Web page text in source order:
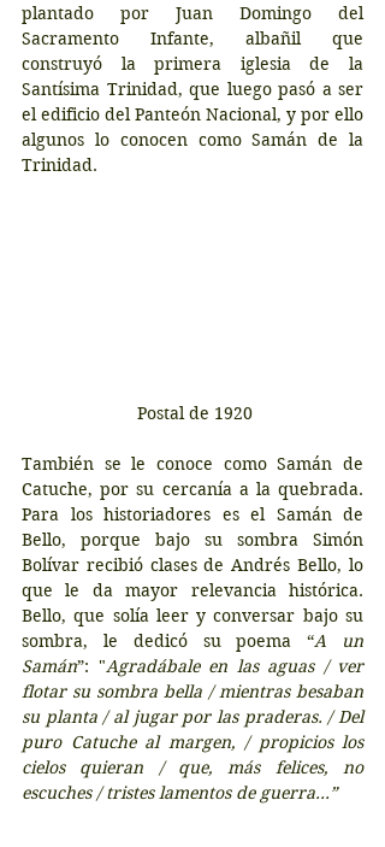
plantado por Juan Domingo del
Sacramento Infante, albañil que
construyó la primera iglesia de la
Santísima Trinidad, que luego pasó a ser
el edificio del Panteón Nacional, y por ello
algunos lo conocen como Samán de la
Trinidad.
Postal de 1920
También se le conoce como Samán de
Catuche, por su cercanía a la quebrada.
Para los historiadores es el Samán de
Bello, porque bajo su sombra Simón
Bolívar recibió clases de Andrés Bello, lo
que le da mayor relevancia histórica.
Bello, que solía leer y conversar bajo su
sombra, le dedicó su poema “A un
Samán”: "Agradábale en las aguas / ver
flotar su sombra bella / mientras besaban
su planta / al jugar por las praderas. / Del
puro Catuche al margen, / propicios los
cielos quieran / que, más felices, no
escuches / tristes lamentos de guerra…”